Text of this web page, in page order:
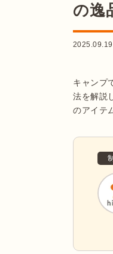
の逸
2025.09.19
キャンプ
法を解説
のアイテ